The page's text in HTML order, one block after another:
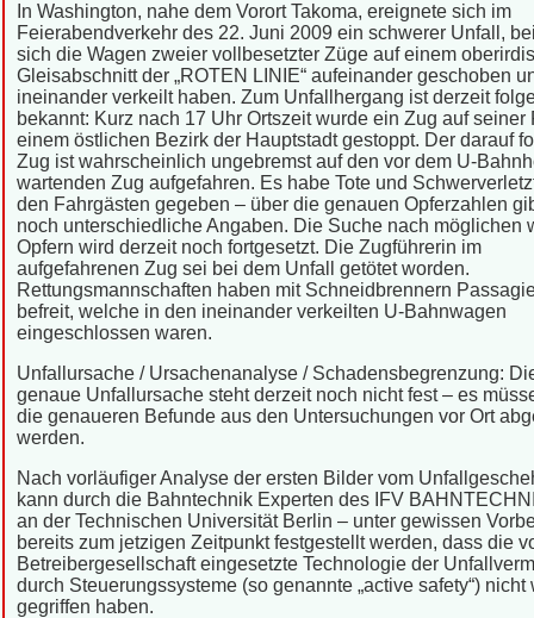
In Washington, nahe dem Vorort Takoma, ereignete sich im
Feierabendverkehr des 22. Juni 2009 ein schwerer Unfall,
sich die Wagen zweier vollbesetzter Züge auf einem
Gleisabschnitt der „ROTEN LINIE“ aufeinander geschoben
ineinander verkeilt haben. Zum Unfallhergang ist derzeit
bekannt: Kurz nach 17 Uhr Ortszeit wurde ein Zug auf seiner
einem östlichen Bezirk der Hauptstadt gestoppt. Der darauf
Zug ist wahrscheinlich ungebremst auf den vor dem U-
wartenden Zug aufgefahren. Es habe Tote und
den Fahrgästen gegeben – über die genauen Opferzahlen
noch unterschiedliche Angaben. Die Suche nach möglichen
Opfern wird derzeit noch fortgesetzt. Die Zugführerin im
aufgefahrenen Zug sei bei dem Unfall getötet worden.
Rettungsmannschaften haben mit Schneidbrennern
befreit, welche in den ineinander verkeilten U-Bahnwagen
eingeschlossen waren.
Unfallursache / Ursachenanalyse / Schadensbegrenzung:
genaue Unfallursache steht derzeit noch nicht fest – es
die genaueren Befunde aus den Untersuchungen vor Ort
werden.
Nach vorläufiger Analyse der ersten Bilder vom
kann durch die Bahntechnik Experten des IFV
an der Technischen Universität Berlin – unter gewissen
bereits zum jetzigen Zeitpunkt festgestellt werden, dass die
Betreibergesellschaft eingesetzte Technologie der
durch Steuerungssysteme (so genannte „active safety“) nicht
gegriffen haben.